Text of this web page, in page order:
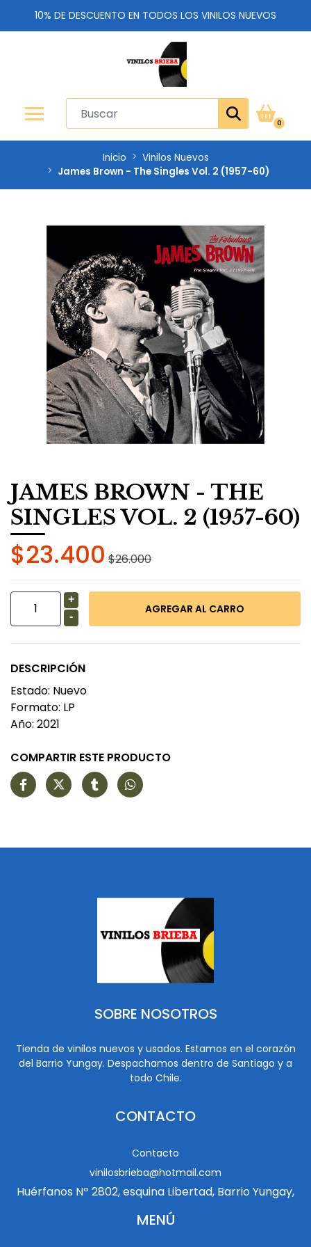
10% DE DESCUENTO EN TODOS LOS VINILOS NUEVOS
0
Inicio
Vinilos Nuevos
James Brown - The Singles Vol. 2 (1957-60)
JAMES BROWN - THE
SINGLES VOL. 2 (1957-60)
$23.400 $26.000
+
-
DESCRIPCIÓN
Estado: Nuevo
Formato: LP
Año: 2021
COMPARTIR ESTE PRODUCTO
SOBRE NOSOTROS
Tienda de vinilos nuevos y usados. Estamos en el corazón
del Barrio Yungay. Despachamos dentro de Santiago y a
todo Chile.
CONTACTO
Contacto
vinilosbrieba@hotmail.com
Huérfanos Nº 2802, esquina Libertad, Barrio Yungay,
MENÚ